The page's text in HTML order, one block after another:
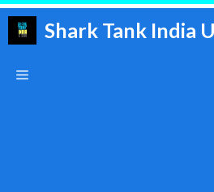
Skip
Shark Tank India
Menu